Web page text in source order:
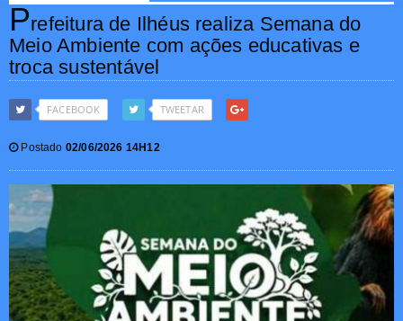
Prefeitura de Ilhéus realiza Semana do
Meio Ambiente com ações educativas e
troca sustentável
FACEBOOK TWEETAR
Postado 02/06/2026 14H12